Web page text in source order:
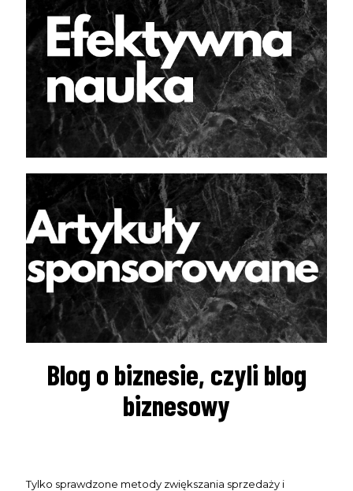
Blog o biznesie, czyli blog
biznesowy
Tylko sprawdzone metody zwiększania sprzedaży i